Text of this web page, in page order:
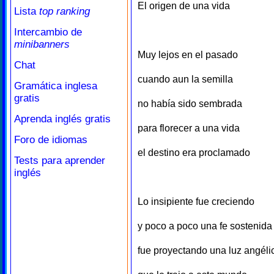
Lista top ranking
Intercambio de
minibanners
Chat
Gramática inglesa
gratis
Aprenda inglés gratis
Foro de idiomas
Tests para aprender
inglés
El origen de una vida
Muy lejos en el pasado
cuando aun la semilla
no había sido sembrada
para florecer a una vida
el destino era proclamado
Lo insipiente fue creciendo
y poco a poco una fe sostenida
fue proyectando una luz